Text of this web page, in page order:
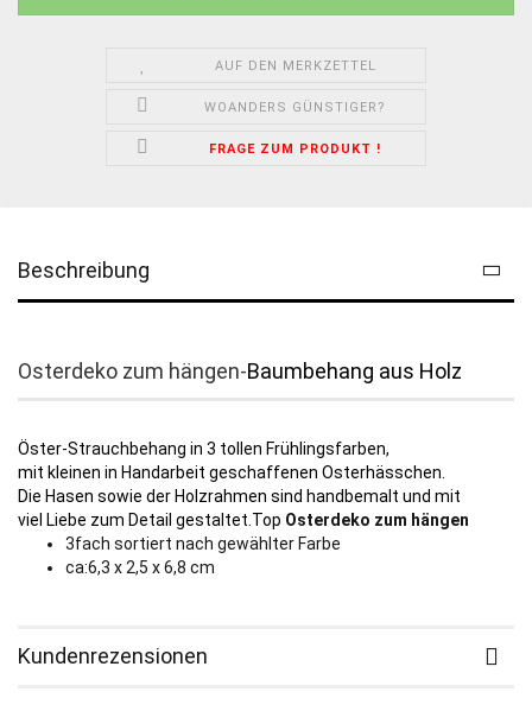
AUF DEN MERKZETTEL
WOANDERS GÜNSTIGER?
FRAGE ZUM PRODUKT !
Beschreibung
Osterdeko zum hängen-Baumbehang aus Holz
Öster-Strauchbehang in 3 tollen Frühlingsfarben,
mit kleinen in Handarbeit geschaffenen Osterhässchen.
Die Hasen sowie der Holzrahmen sind handbemalt und mit
viel Liebe zum Detail gestaltet.Top Osterdeko zum hängen
3fach sortiert nach gewählter Farbe
ca:6,3 x 2,5 x 6,8 cm
Kundenrezensionen